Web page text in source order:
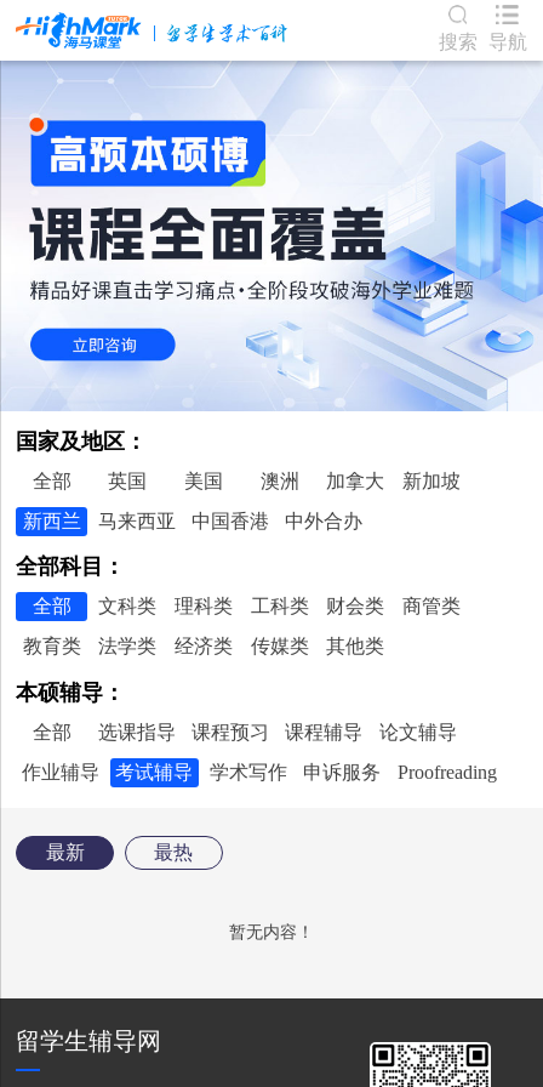
搜索 导航
国家及地区：
全部 英国 美国 澳洲 加拿大
新加坡
新西兰
马来西亚 中国香港 中外合办
全部科目：
全部 文科类 理科类 工科类 财会类
商管类
教育类
法学类 经济类 传媒类 其他类
本硕辅导：
全部 选课指导 课程预习 课程辅导
论文辅导
作业辅导
考试辅导 学术写作 申诉服务 Proofreading
最新 最热
暂无内容！
留学生辅导网